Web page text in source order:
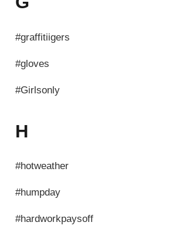
#graffitiigers
#gloves
#Girlsonly
H
#hotweather
#humpday
#hardworkpaysoff